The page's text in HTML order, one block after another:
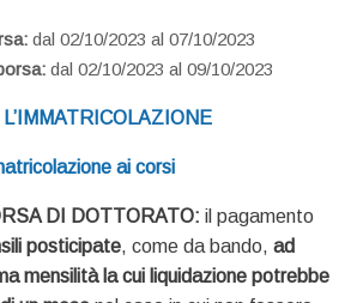
dal 02/10/2023 al 07/10/2023
dal 02/10/2023 al 09/10/2023
ai corsi
DI DOTTORATO: il pagamento
posticipate, come da bando, ad
mensilità la cui liquidazione potrebbe